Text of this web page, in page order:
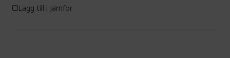
Lägg till i Jämför